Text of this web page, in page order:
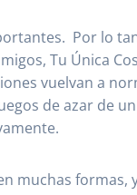
Por lo
Tu Única
vuelvan a
de azar de
muchas